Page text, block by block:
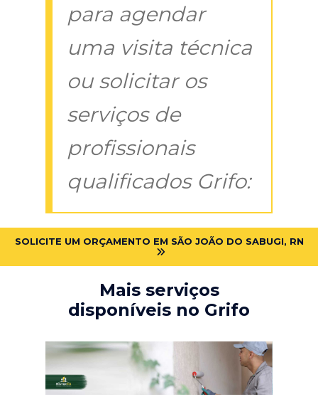
para agendar
uma visita técnica
ou solicitar os
serviços de
profissionais
qualificados Grifo:
SOLICITE UM ORÇAMENTO EM SÃO JOÃO DO SABUGI, RN
Mais serviços
disponíveis no Grifo